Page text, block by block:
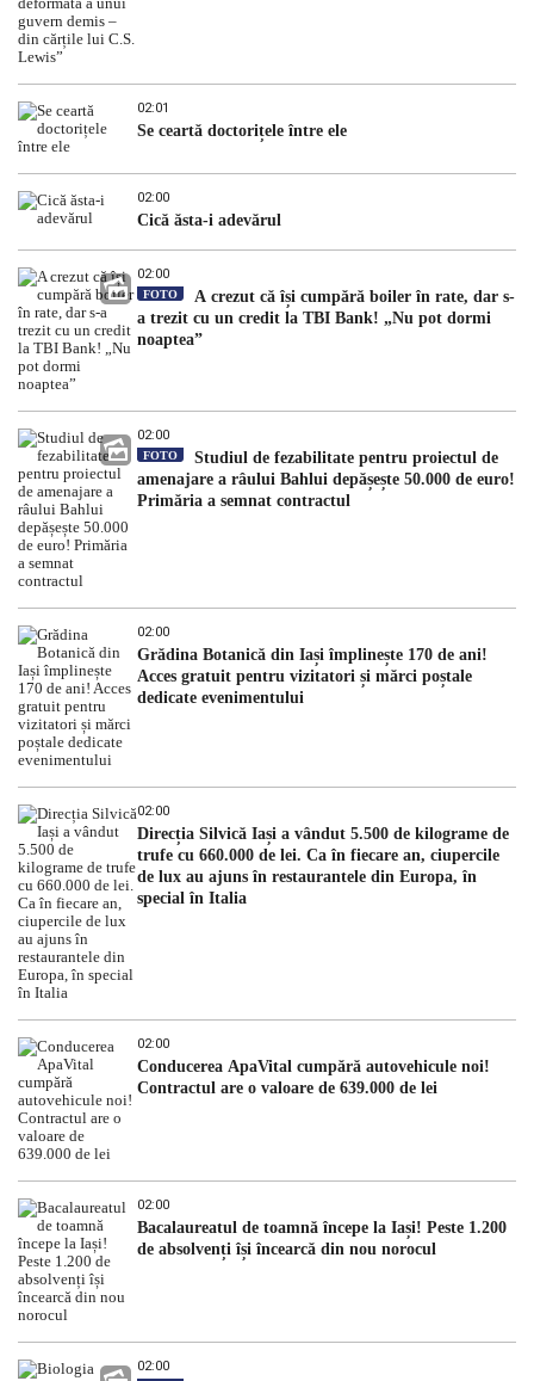
02:01
Se ceartă doctorițele între ele
02:00
Cică ăsta-i adevărul
02:00
FOTO
A crezut că își cumpără boiler în rate, dar s-
a trezit cu un credit la TBI Bank! „Nu pot dormi
noaptea”
02:00
FOTO
Studiul de fezabilitate pentru proiectul de
amenajare a râului Bahlui depășește 50.000 de euro!
Primăria a semnat contractul
02:00
Grădina Botanică din Iași împlinește 170 de ani!
Acces gratuit pentru vizitatori și mărci poștale
dedicate evenimentului
02:00
Direcția Silvică Iași a vândut 5.500 de kilograme de
trufe cu 660.000 de lei. Ca în fiecare an, ciupercile
de lux au ajuns în restaurantele din Europa, în
special în Italia
02:00
Conducerea ApaVital cumpără autovehicule noi!
Contractul are o valoare de 639.000 de lei
02:00
Bacalaureatul de toamnă începe la Iași! Peste 1.200
de absolvenți își încearcă din nou norocul
02:00